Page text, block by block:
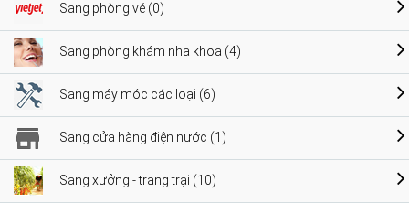
Sang phòng vé (0)
Sang phòng khám nha khoa (4)
Sang máy móc các loại (6)
Sang cửa hàng điện nước (1)
Sang xưởng - trang trại (10)